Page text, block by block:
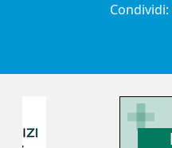
Condividi: